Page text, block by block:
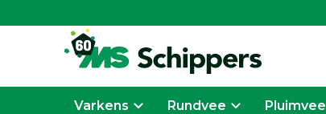
Varkens Rundvee Pluimvee